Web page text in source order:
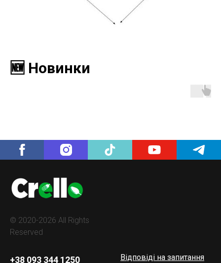
🆕 Новинки
© 2020-2026 All Rights
Reserved
+38 093 344 1250 Відповіді на запитання